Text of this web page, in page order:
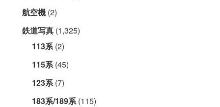
航空機 (2)
鉄道写真 (1,325)
113系(2)
115系(45)
123系(7)
183系/189系(115)